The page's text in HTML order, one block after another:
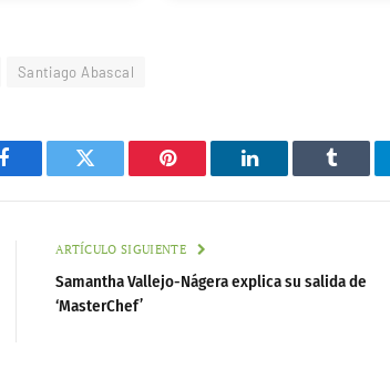
Santiago Abascal
Facebook Twitter Pinterest LinkedIn Tumblr
ARTÍCULO SIGUIENTE
Samantha Vallejo-Nágera explica su salida de
‘MasterChef’